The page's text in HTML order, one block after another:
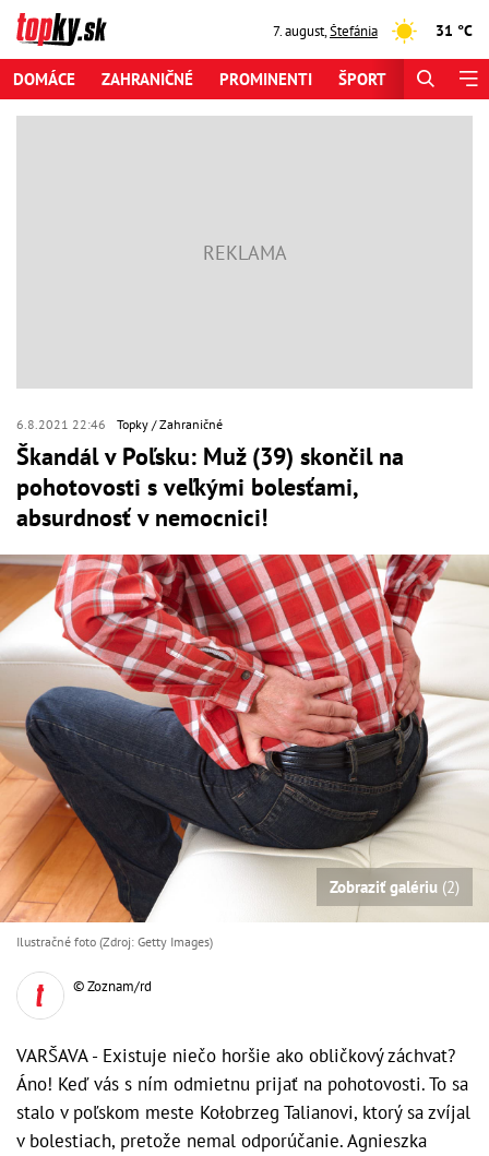
7. august,Štefánia 31 °C
DOMÁCE ZAHRANIČNÉ PROMINENTI ŠPORT
6.8.2021 22:46 Topky Zahraničné
Škandál v Poľsku: Muž (39) skončil na
pohotovosti s veľkými bolesťami,
absurdnosť v nemocnici!
Zobraziť galériu (2)
Ilustračné foto (Zdroj: Getty Images)
© Zoznam/rd
VARŠAVA - Existuje niečo horšie ako obličkový záchvat?
Áno! Keď vás s ním odmietnu prijať na pohotovosti. To sa
stalo v poľskom meste Kołobrzeg Talianovi, ktorý sa zvíjal
v bolestiach, pretože nemal odporúčanie. Agnieszka